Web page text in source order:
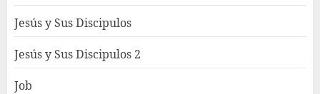
Jesús y Sus Discipulos
Jesús y Sus Discipulos 2
Job